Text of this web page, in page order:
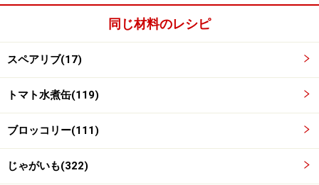
3
食材を入れる
ダッチオーブンにタマネギ、ジャガイモ、ニンジンを敷
いて、その上にスペアリブを載せる。トマトカット缶を
同じ材料のレシピ
スペアリブ(17)
トマト水煮缶(119)
ブロッコリー(111)
じゃがいも(322)